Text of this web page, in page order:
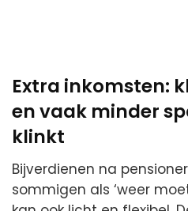
Extra inkomsten:
en vaak minder
klinkt
Bijverdienen na
sommigen als ‘weer